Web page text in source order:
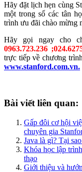
Hãy đặt lịch hẹn cùng
một trong số các tân
trình ưu đãi chào mừng
Hãy gọi ngay cho
0963.723.236
trực tiếp về chương
www.stanford.com.vn.
Bài viết liên quan:
Gấp đôi cơ hội
chuyên gia
Java là gì? Tại
Khóa học lập
thạo
Giới thiệu và